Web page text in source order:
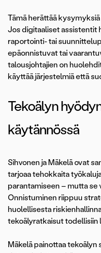
Tämä herättää
Jos digitaaliset assistentit
raportointi- tai
epäonnistuvat tai
talousjohtajien on
käyttää järjestelmiä että
Tekoälyn
käytännössä
Sihvonen ja Mäkelä ovat
tarjoaa tehokkaita
parantamiseen – mutta
Onnistuminen riippuu
huolellisesta
tekoälyratkaisut todellisiin
Mäkelä painottaa